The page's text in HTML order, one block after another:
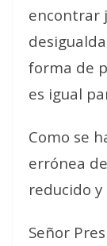
encontrar
forma de
es igual
Como se
errónea
reducido
Señor